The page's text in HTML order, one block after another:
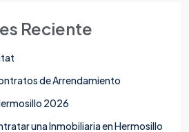
Reciente
de Arrendamiento
2026
una Inmobiliaria en Hermosillo